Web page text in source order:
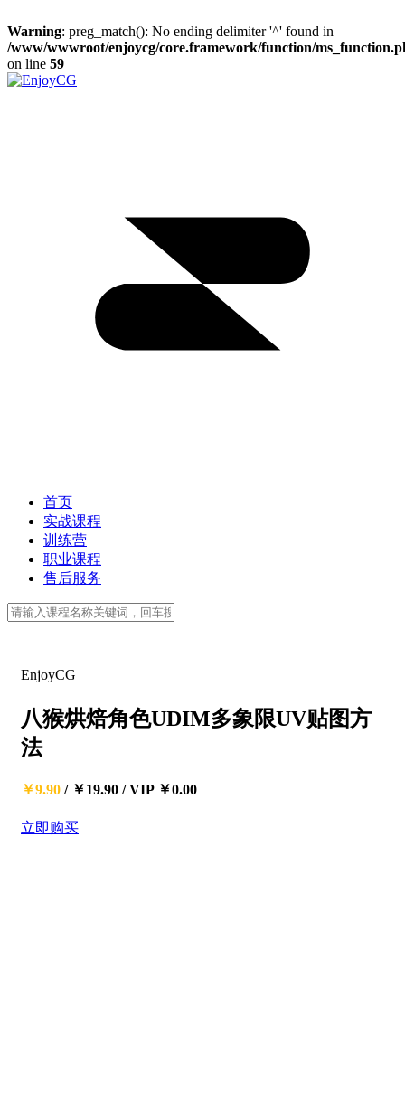
Warning: preg_match(): No ending delimiter '^' found in
/www/wwwroot/enjoycg/core.framework/function/
on line 59
首页
实战课程
训练营
职业课程
售后服务
EnjoyCG
八猴烘焙角色UDIM多象限UV贴图方
法
￥9.90 / ￥19.90 /VIP ￥0.00
立即购买